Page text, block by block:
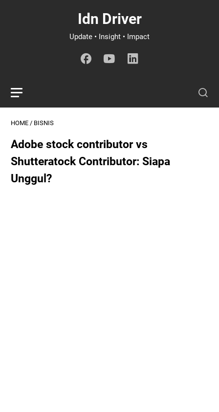
Idn Driver
Update • Insight • Impact
HOME / BISNIS
Adobe stock contributor vs
Shutteratock Contributor: Siapa
Unggul?